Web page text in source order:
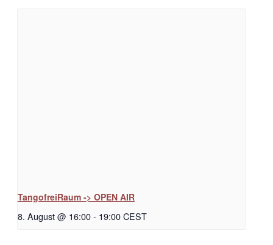
TangofreiRaum -> OPEN AIR
8. August @ 16:00- 19:00CEST